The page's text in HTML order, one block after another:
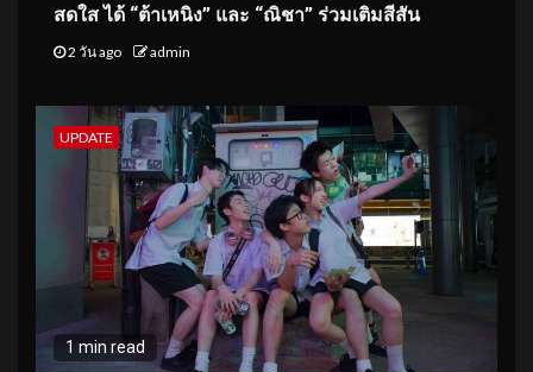
สดใส ได้ “ต้าเหนิง” และ “ณิชา” ร่วมเติมสีสัน
2 วัน ago admin
UPDATE
1 min read